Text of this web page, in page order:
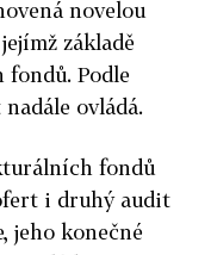
novelou
základě
fondů. Podle
ovládá.
fondů
i druhý audit
jeho konečné